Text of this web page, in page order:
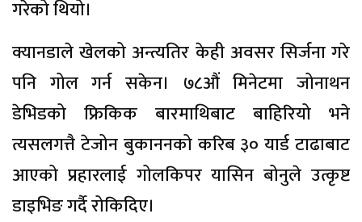
गरेको थियो।
क्यानडाले खेलको अन्त्यतिर केही अवसर सिर्जना गरे
पनि गोल गर्न सकेन। ७८औं मिनेटमा जोनाथन
डेभिडको फ्रिकिक बारमाथिबाट बाहिरियो भने
त्यसलगत्तै टेजोन बुकाननको करिब ३० यार्ड टाढाबाट
आएको प्रहारलाई गोलकिपर यासिन बोनुले उत्कृष्ट
डाइभिङ गर्दै रोकिदिए।